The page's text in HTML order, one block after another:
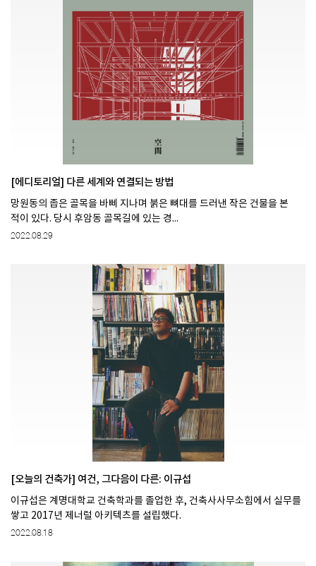
[에디토리얼] 다른 세계와 연결되는 방법
망원동의 좁은 골목을 바삐 지나며 붉은 뼈대를 드러낸 작은 건물을 본
적이 있다. 당시 후암동 골목길에 있는 경...
2022.08.29
[오늘의 건축가] 여건, 그다음이 다른: 이규섭
이규섭은 계명대학교 건축학과를 졸업한 후, 건축사사무소힘에서 실무를
쌓고 2017년 제너럴 아키텍츠를 설립했다.
2022.08.18